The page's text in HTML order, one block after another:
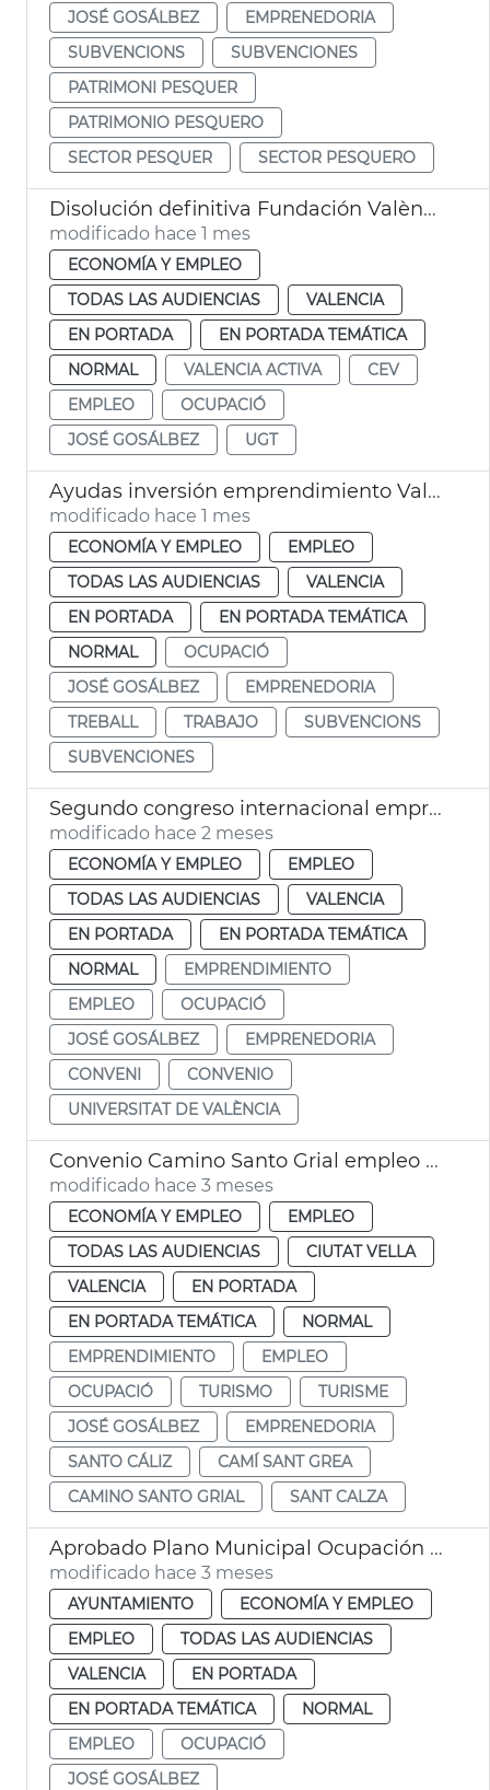
JOSÉ GOSÁLBEZ
EMPRENEDORIA
SUBVENCIONS
SUBVENCIONES
PATRIMONI PESQUER
PATRIMONIO PESQUERO
SECTOR PESQUER
SECTOR PESQUERO
Disolución definitiva Fundación València Activa
modificado hace 1 mes
ECONOMÍA Y EMPLEO
TODAS LAS AUDIENCIAS
VALENCIA
EN PORTADA
EN PORTADA TEMÁTICA
NORMAL
VALENCIA ACTIVA
CEV
EMPLEO
OCUPACIÓ
JOSÉ GOSÁLBEZ
UGT
Ayudas inversión emprendimiento València
modificado hace 1 mes
ECONOMÍA Y EMPLEO
EMPLEO
TODAS LAS AUDIENCIAS
VALENCIA
EN PORTADA
EN PORTADA TEMÁTICA
NORMAL
OCUPACIÓ
JOSÉ GOSÁLBEZ
EMPRENEDORIA
TREBALL
TRABAJO
SUBVENCIONS
SUBVENCIONES
Segundo congreso internacional emprendimiento València
modificado hace 2 meses
ECONOMÍA Y EMPLEO
EMPLEO
TODAS LAS AUDIENCIAS
VALENCIA
EN PORTADA
EN PORTADA TEMÁTICA
NORMAL
EMPRENDIMIENTO
EMPLEO
OCUPACIÓ
JOSÉ GOSÁLBEZ
EMPRENEDORIA
CONVENI
CONVENIO
UNIVERSITAT DE VALÈNCIA
Convenio Camino Santo Grial empleo y proyección internacional
modificado hace 3 meses
ECONOMÍA Y EMPLEO
EMPLEO
TODAS LAS AUDIENCIAS
CIUTAT VELLA
VALENCIA
EN PORTADA
EN PORTADA TEMÁTICA
NORMAL
EMPRENDIMIENTO
EMPLEO
OCUPACIÓ
TURISMO
TURISME
JOSÉ GOSÁLBEZ
EMPRENEDORIA
SANTO CÁLIZ
CAMÍ SANT GREA
CAMINO SANTO GRIAL
SANT CALZA
Aprobado Plano Municipal Ocupación València con 219 contratos
modificado hace 3 meses
AYUNTAMIENTO
ECONOMÍA Y EMPLEO
EMPLEO
TODAS LAS AUDIENCIAS
VALENCIA
EN PORTADA
EN PORTADA TEMÁTICA
NORMAL
EMPLEO
OCUPACIÓ
JOSÉ GOSÁLBEZ